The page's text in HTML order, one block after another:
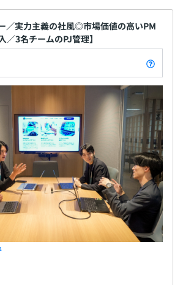
立案だけでなく、実際のサービスやソ
・運用まで一気通貫で関われます。
結の数字に責任を持ち、成果を出すこ
とで、他の会社よりも圧倒的に早く、
する事業を動かせる人材へと成長する
を巻き込むリーダーシップの養成
留まらず、Salesforceコンサルティン
インターネット広告といった複数の
を支援しています。
外の関係者と密に連携し、合意形成や
ら大きな成果を出すことが日常的に求
ではできないこと」を周囲を巻き込ん
ーダーシップと協働力が養成され、事
を牽引できるビジネスパーソンとして
更はありません）
／実力主義の社風◎市場価値の高いPM
3名チームのPJ管理】